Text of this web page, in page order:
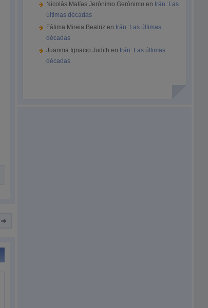
Nicolás Matías Jerónimo Gerónimo en Irán :Las
últimas décadas
Fátima Mireia Beatriz en Irán :Las últimas
décadas
Juanma Ignacio Judith en Irán :Las últimas
décadas